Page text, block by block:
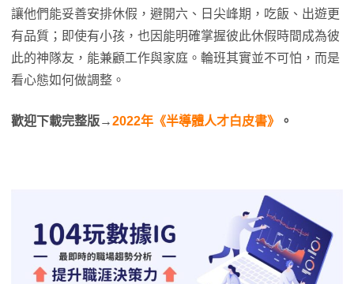
讓他們能妥善安排休假，避開六、日尖峰期，吃飯、出遊更
有品質；即使有小孩，也因能明確掌握彼此休假時間成為彼
此的神隊友，能兼顧工作與家庭。輪班其實並不可怕，而是
看心態如何做調整。
歡迎下載完整版→2022年《半導體人才白皮書》 。